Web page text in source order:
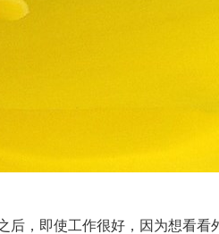
后，即使工作很好，因为想看